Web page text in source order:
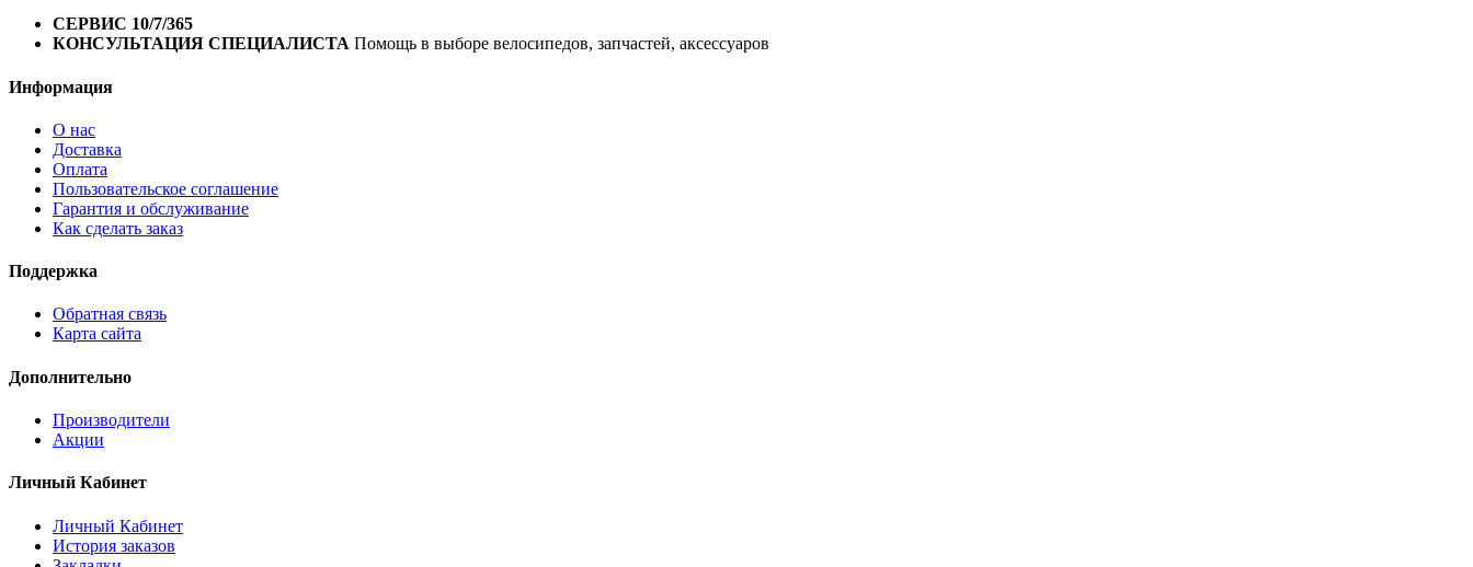
СЕРВИС 10/7/365
КОНСУЛЬТАЦИЯ СПЕЦИАЛИСТА Помощь в выборе велосипедов, запчастей, аксессуаров
Информация
О нас
Доставка
Оплата
Пользовательское соглашение
Гарантия и обслуживание
Как сделать заказ
Поддержка
Обратная связь
Карта сайта
Дополнительно
Производители
Акции
Личный Кабинет
Личный Кабинет
История заказов